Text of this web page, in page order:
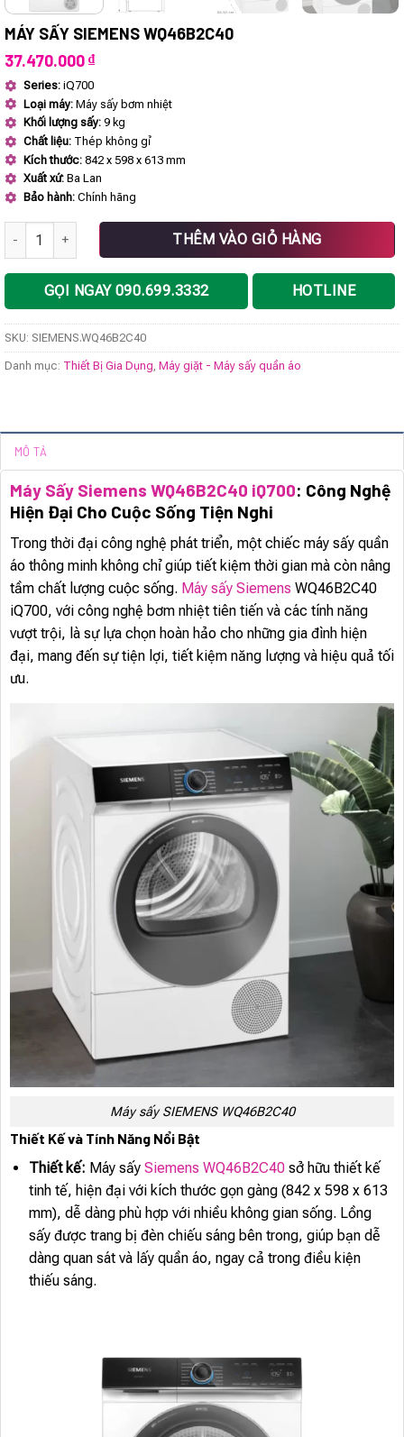
MÁY SẤY SIEMENS WQ46B2C40
37.470.000 ₫
Series: iQ700
Loại máy: Máy sấy bơm nhiệt
Khối lượng sấy: 9 kg
Chất liệu: Thép không gỉ
Kích thước: 842 x 598 x 613 mm
Xuất xứ: Ba Lan
Bảo hành: Chính hãng
Máy sấy SIEMENS WQ46B2C40 số lượngTHÊM VÀO GIỎ HÀNG
GỌI NGAY 090.699.3332 HOTLINE
SKU: SIEMENS.WQ46B2C40
Danh mục: Thiết Bị Gia Dụng Máy giặt - Máy sấy quần áo
MÔ TẢ
Máy Sấy Siemens WQ46B2C40 iQ700: Công Nghệ
Hiện Đại Cho Cuộc Sống Tiện Nghi
Trong thời đại công nghệ phát triển, một chiếc máy sấy quần
áo thông minh không chỉ giúp tiết kiệm thời gian mà còn nâng
tầm chất lượng cuộc sống. Máy sấy Siemens WQ46B2C40
iQ700, với công nghệ bơm nhiệt tiên tiến và các tính năng
vượt trội, là sự lựa chọn hoàn hảo cho những gia đình hiện
đại, mang đến sự tiện lợi, tiết kiệm năng lượng và hiệu quả tối
ưu.
Máy sấy SIEMENS WQ46B2C40
Thiết Kế và Tính Năng Nổi Bật
Thiết kế: Máy sấy Siemens WQ46B2C40sở hữu thiết kế
tinh tế, hiện đại với kích thước gọn gàng (842 x 598 x 613
mm), dễ dàng phù hợp với nhiều không gian sống. Lồng
sấy được trang bị đèn chiếu sáng bên trong, giúp bạn dễ
dàng quan sát và lấy quần áo, ngay cả trong điều kiện
thiếu sáng.